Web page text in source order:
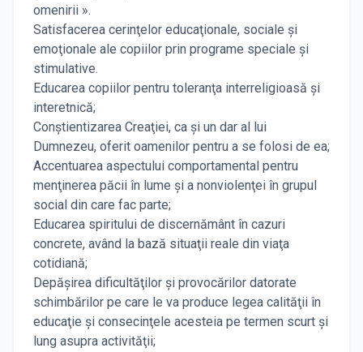
omenirii ».
Satisfacerea cerinţelor educaţionale, sociale şi
emoţionale ale copiilor prin programe speciale şi
stimulative.
Educarea copiilor pentru toleranţa interreligioasă şi
interetnică;
Conştientizarea Creaţiei, ca şi un dar al lui
Dumnezeu, oferit oamenilor pentru a se folosi de ea;
Accentuarea aspectului comportamental pentru
menţinerea păcii în lume şi a nonviolenţei în grupul
social din care fac parte;
Educarea spiritului de discernământ în cazuri
concrete, având la bază situaţii reale din viaţa
cotidiană;
Depăşirea dificultăţilor şi provocărilor datorate
schimbărilor pe care le va produce legea calităţii în
educaţie şi consecinţele acesteia pe termen scurt şi
lung asupra activităţii;